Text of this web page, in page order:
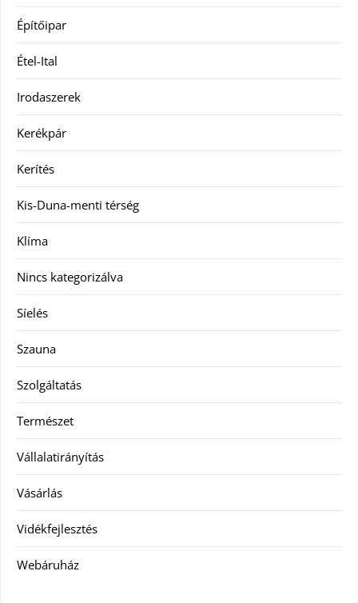
Építőipar
Étel-Ital
Irodaszerek
Kerékpár
Kerítés
Kis-Duna-menti térség
Klíma
Nincs kategorizálva
Síelés
Szauna
Szolgáltatás
Természet
Vállalatirányítás
Vásárlás
Vidékfejlesztés
Webáruház